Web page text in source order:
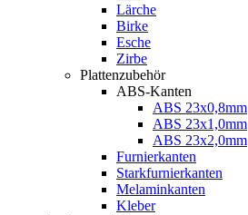
Lärche
Birke
Esche
Zirbe
Plattenzubehör
ABS-Kanten
ABS 23x0,8mm
ABS 23x1,0mm
ABS 23x2,0mm
Furnierkanten
Starkfurnierkanten
Melaminkanten
Kleber